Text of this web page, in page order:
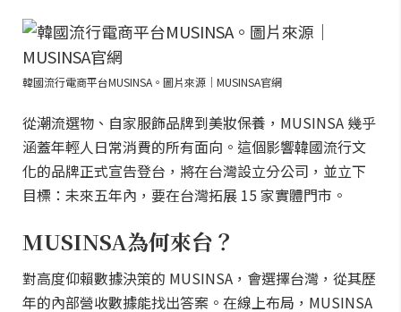
韓國流行電商平台MUSINSA。圖片來源｜MUSINSA官網
從潮流選物、自家服飾品牌到美妝保養，MUSINSA 幾乎
涵蓋年輕人日常消費的所有面向。這個影響韓國流行文
化的品牌正式宣告登台，將在台灣設立分公司，並立下
目標：未來五年內，要在台灣拓展 15 家實體門市。
MUSINSA為何來台？
對高度仰賴數據決策的 MUSINSA，會選擇台灣，從其歷
年的內部營收數據能找出答案。在線上布局，MUSINSA